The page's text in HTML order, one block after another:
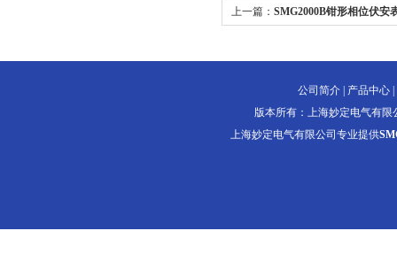
上一篇： SMG2000B钳形相位伏安
公司简介 产品中心
版本所有：上海妙定电气有
上海妙定电气有限公司专业提供